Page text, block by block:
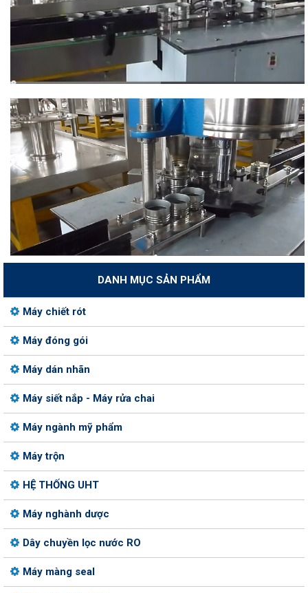
DANH MỤC SẢN PHẨM
Máy chiết rót
Máy đóng gói
Máy dán nhãn
Máy siết nắp - Máy rửa chai
Máy ngành mỹ phẩm
Máy trộn
HỆ THỐNG UHT
Máy nghành dược
Dây chuyền lọc nước RO
Máy màng seal